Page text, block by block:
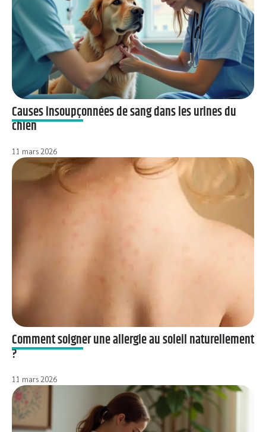
Causes insoupçonnées de sang dans les urines du
chien
11 mars 2026
Comment soigner une allergie au soleil naturellement
?
11 mars 2026